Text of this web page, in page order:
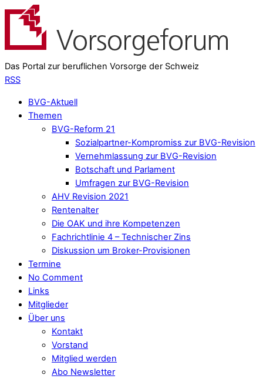
Das Portal zur beruflichen Vorsorge der Schweiz
RSS
BVG-Aktuell
Themen
BVG-Reform 21
Sozialpartner-Kompromiss zur BVG-Revision
Vernehmlassung zur BVG-Revision
Botschaft und Parlament
Umfragen zur BVG-Revision
AHV Revision 2021
Rentenalter
Die OAK und ihre Kompetenzen
Fachrichtlinie 4 – Technischer Zins
Diskussion um Broker-Provisionen
Termine
No Comment
Links
Mitglieder
Über uns
Kontakt
Vorstand
Mitglied werden
Abo Newsletter